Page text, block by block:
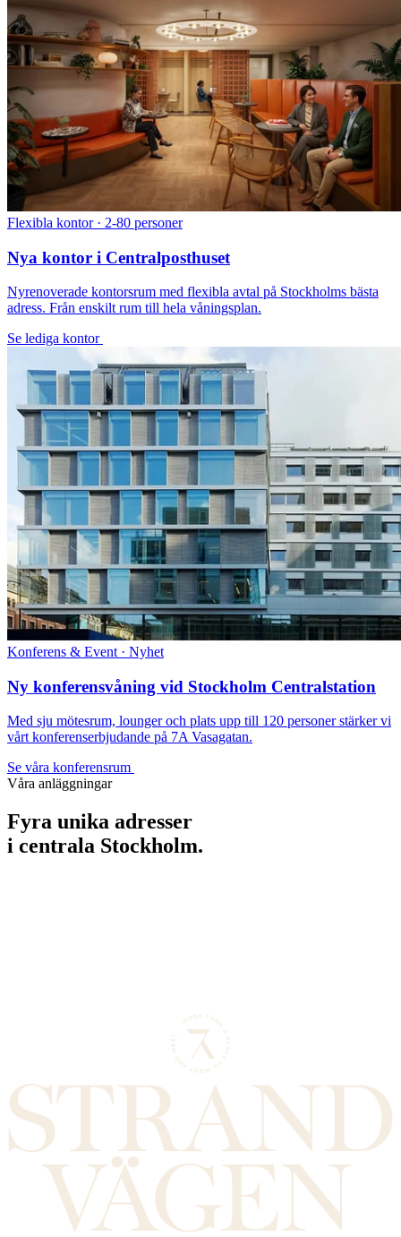
Flexibla kontor · 2-80 personer
Nya kontor i Centralposthuset
Nyrenoverade kontorsrum med flexibla avtal på Stockholms bästa
adress. Från enskilt rum till hela våningsplan.
Se lediga kontor
Konferens & Event · Nyhet
Ny konferensvåning vid Stockholm Centralstation
Med sju mötesrum, lounger och plats upp till 120 personer stärker vi
vårt konferenserbjudande på 7A Vasagatan.
Se våra konferensrum
Våra anläggningar
Fyra unika adresser
i centrala Stockholm.